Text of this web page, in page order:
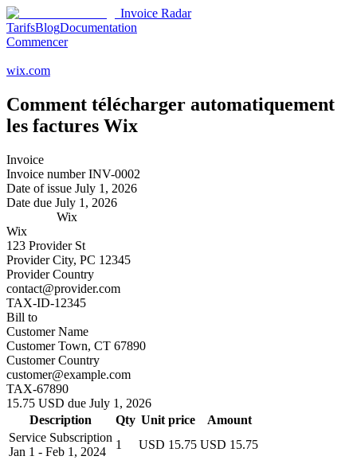
Invoice Radar
TarifsBlogDocumentation
Commencer
wix.com
Comment télécharger automatiquement
les factures Wix
Invoice
Invoice numberINV-0002
Date of issue July 1, 2026
Date due July 1, 2026
Wix
Wix
123 Provider St
Provider City, PC 12345
Provider Country
contact@provider.com
TAX-ID-12345
Bill to
Customer Name
Customer Town, CT 67890
Customer Country
customer@example.com
TAX-67890
15.75 USD due July 1, 2026
Description
Qty Unit price
Amount
Service Subscription
Jan 1 - Feb 1, 2024
1 USD 15.75 USD 15.75